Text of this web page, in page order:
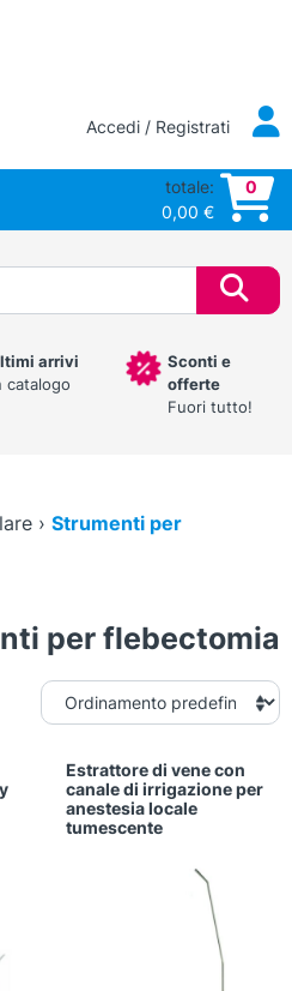
Accedi / Registrati
totale:
0,00 €
0
arrivi
catalogo
Sconti e
offerte
Fuori tutto!
› Strumenti per
per flebectomia
Estrattore di vene con
canale di irrigazione per
anestesia locale
tumescente